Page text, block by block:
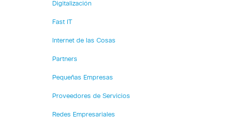
Digitalización
Fast IT
Internet de las Cosas
Partners
Pequeñas Empresas
Proveedores de Servicios
Redes Empresariales